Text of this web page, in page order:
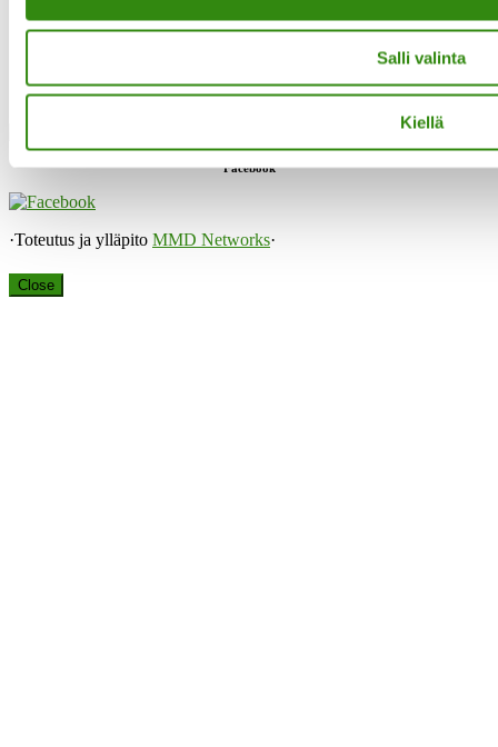
Salli valinta
Kiellä
Instagram
Facebook
·Toteutus ja ylläpito MMD Networks·
Close